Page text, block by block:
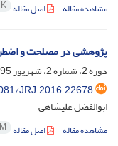
مشاهده مقاله اصل مقاله
پژوهشی در مصلحت و
دوره 2، شماره 2، شهریور 1395، صفحه
JRJ.2016.22678
ابوالفضل علیشاهی
مشاهده مقاله اصل مقاله